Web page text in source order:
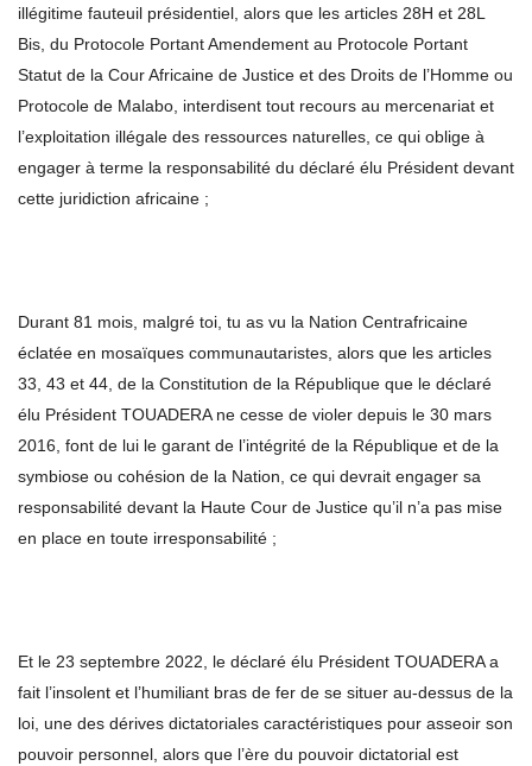
illégitime fauteuil présidentiel, alors que les articles 28H et 28L
Bis, du Protocole Portant Amendement au Protocole Portant
Statut de la Cour Africaine de Justice et des Droits de l’Homme ou
Protocole de Malabo, interdisent tout recours au mercenariat et
l’exploitation illégale des ressources naturelles, ce qui oblige à
engager à terme la responsabilité du déclaré élu Président devant
cette juridiction africaine ;
Durant 81 mois, malgré toi, tu as vu la Nation Centrafricaine
éclatée en mosaïques communautaristes, alors que les articles
33, 43 et 44, de la Constitution de la République que le déclaré
élu Président TOUADERA ne cesse de violer depuis le 30 mars
2016, font de lui le garant de l’intégrité de la République et de la
symbiose ou cohésion de la Nation, ce qui devrait engager sa
responsabilité devant la Haute Cour de Justice qu’il n’a pas mise
en place en toute irresponsabilité ;
Et le 23 septembre 2022, le déclaré élu Président TOUADERA a
fait l’insolent et l’humiliant bras de fer de se situer au-dessus de la
loi, une des dérives dictatoriales caractéristiques pour asseoir son
pouvoir personnel, alors que l’ère du pouvoir dictatorial est